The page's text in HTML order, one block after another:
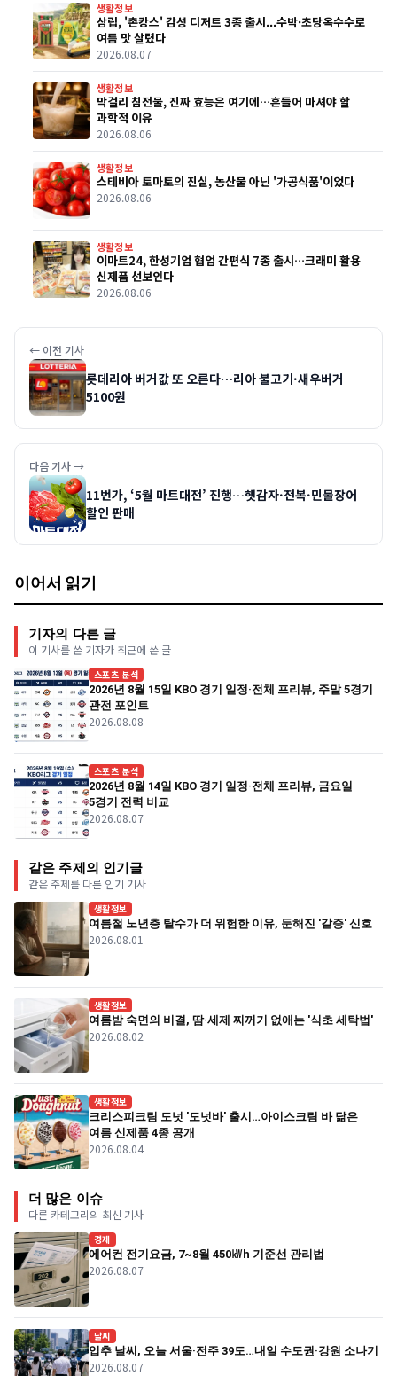
생활정보
삼립, '촌캉스' 감성 디저트 3종 출시...수박·초당옥수수로
여름 맛 살렸다
2026.08.07
생활정보
막걸리 침전물, 진짜 효능은 여기에…흔들어 마셔야 할
과학적 이유
2026.08.06
생활정보
스테비아 토마토의 진실, 농산물 아닌 '가공식품'이었다
2026.08.06
생활정보
이마트24, 한성기업 협업 간편식 7종 출시…크래미 활용
신제품 선보인다
2026.08.06
← 이전 기사
롯데리아 버거값 또 오른다…리아 불고기·새우버거
5100원
다음 기사 →
11번가, ‘5월 마트대전’ 진행…햇감자·전복·민물장어
할인 판매
이어서 읽기
기자의 다른 글
이 기사를 쓴 기자가 최근에 쓴 글
스포츠 분석
2026년 8월 15일 KBO 경기 일정·전체 프리뷰, 주말 5경기
관전 포인트
2026.08.08
스포츠 분석
2026년 8월 14일 KBO 경기 일정·전체 프리뷰, 금요일
5경기 전력 비교
2026.08.07
같은 주제의 인기글
같은 주제를 다룬 인기 기사
생활정보
여름철 노년층 탈수가 더 위험한 이유, 둔해진 '갈증' 신호
2026.08.01
생활정보
여름밤 숙면의 비결, 땀·세제 찌꺼기 없애는 '식초 세탁법'
2026.08.02
생활정보
크리스피크림 도넛 '도넛바' 출시…아이스크림 바 닮은
여름 신제품 4종 공개
2026.08.04
더 많은 이슈
다른 카테고리의 최신 기사
경제
에어컨 전기요금, 7~8월 450㎾h 기준선 관리법
2026.08.07
날씨
입추 날씨, 오늘 서울·전주 39도…내일 수도권·강원 소나기
2026.08.07